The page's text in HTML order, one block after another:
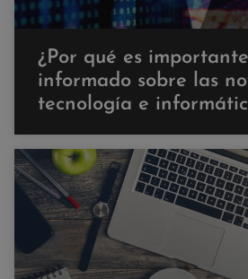
¿Por qué es
informado sobre las
tecnología e